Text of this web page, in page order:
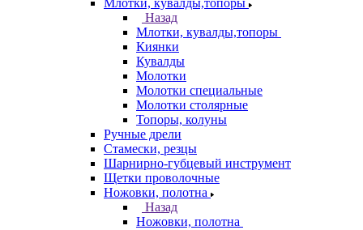
Млотки, кувалды,топоры
Назад
Млотки, кувалды,топоры
Киянки
Кувалды
Молотки
Молотки специальные
Молотки столярные
Топоры, колуны
Ручные дрели
Стамески, резцы
Шарнирно-губцевый инструмент
Щетки проволочные
Ножовки, полотна
Назад
Ножовки, полотна